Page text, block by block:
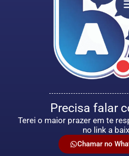
Precisa falar
Terei o maior prazer em te
no link a
Chamar no